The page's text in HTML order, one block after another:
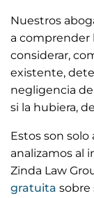
Nuestros
a comprender
considerar,
existente,
negligencia
si la hubiera,
Estos son
analizamos al
Zinda Law
gratuita sobre